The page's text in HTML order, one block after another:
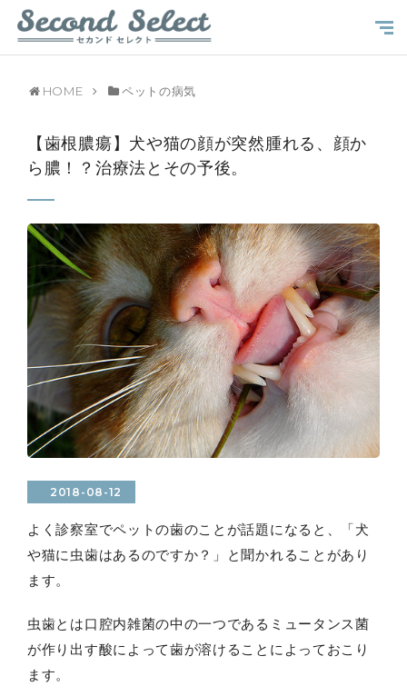
HOME ペットの病気
【歯根膿瘍】犬や猫の顔が突然腫れる、顔か
ら膿！？治療法とその予後。
2018-08-12
よく診察室でペットの歯のことが話題になると、「犬
や猫に虫歯はあるのですか？」と聞かれることがあり
ます。
虫歯とは口腔内雑菌の中の一つであるミュータンス菌
が作り出す酸によって歯が溶けることによっておこり
ます。